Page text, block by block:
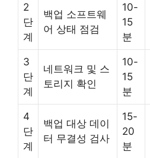
2
단
계
백업 소프트웨
어 상태 점검
10-
15
분
3
단
계
네트워크 및 스
토리지 확인
10-
15
분
4
단
계
백업 대상 데이
터 무결성 검사
15-
20
분